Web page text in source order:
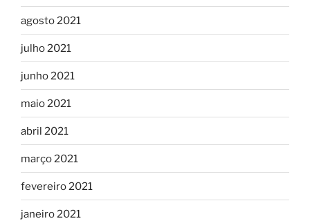
agosto 2021
julho 2021
junho 2021
maio 2021
abril 2021
março 2021
fevereiro 2021
janeiro 2021